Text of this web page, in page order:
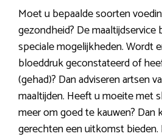
Moet u bepaalde soorten
gezondheid? De
speciale mogelijkheden. Wordt
bloeddruk geconstateerd of
(gehad)? Dan adviseren artsen
maaltijden. Heeft u moeite met
meer om goed te kauwen? Dan
gerechten een uitkomst